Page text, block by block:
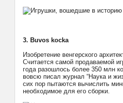
3. Buvos kocka
Изобретение венгерского
Считается самой продаваемой
года разошлось более 350 млн
вовсю писал журнал “Наука и
сих пор пытаются вычислить
необходимое для его сборки.